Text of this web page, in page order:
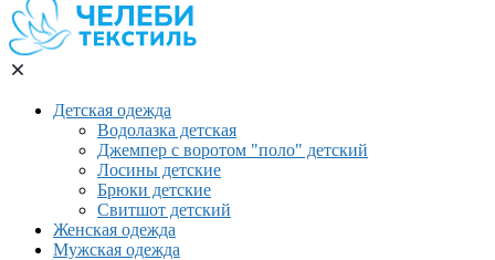
Детская одежда
Водолазка детская
Джемпер с воротом "поло" детский
Лосины детские
Брюки детские
Свитшот детский
Женская одежда
Мужская одежда